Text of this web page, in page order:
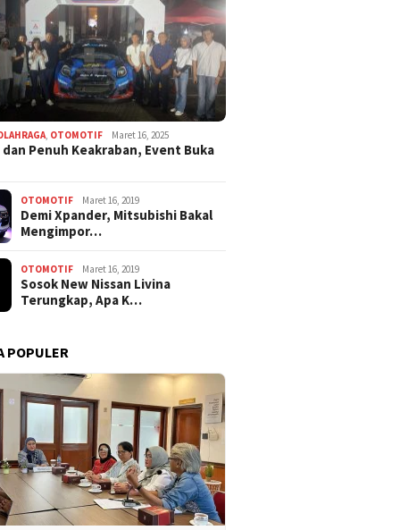
, OTOMOTIF Maret 16, 2025
Penuh Keakraban, Event Buka
OTOMOTIF Maret 16, 2019
Demi Xpander, Mitsubishi Bakal
Mengimpor…
OTOMOTIF Maret 16, 2019
Sosok New Nissan Livina
Terungkap, Apa K…
POPULER